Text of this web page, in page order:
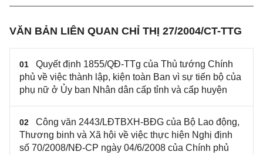
VĂN BẢN LIÊN QUAN CHỈ THỊ 27/2004/CT-TTG
01
Quyết định 1855/QĐ-TTg của Thủ tướng Chính
phủ về việc thành lập, kiện toàn Ban vì sự tiến bộ của
phụ nữ ở Ủy ban Nhân dân cấp tỉnh và cấp huyện
02
Công văn 2443/LĐTBXH-BĐG của Bộ Lao động,
Thương binh và Xã hội về việc thực hiện Nghị định
số 70/2008/NĐ-CP ngày 04/6/2008 của Chính phủ